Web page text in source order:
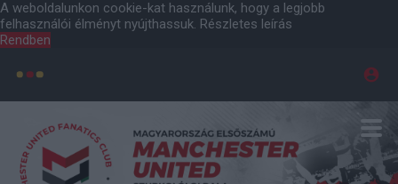
A weboldalunkon cookie-kat használunk, hogy a legjobb
felhasználói élményt nyújthassuk. Részletes leírás
Rendben